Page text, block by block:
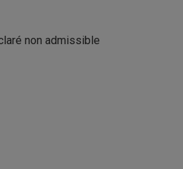
non admissible